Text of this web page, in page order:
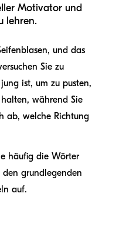
Motivator und
lehren.
und das
Sie zu
ist, um zu pusten,
halten, während Sie
ab, welche Richtung
häufig die Wörter
den grundlegenden
auf.